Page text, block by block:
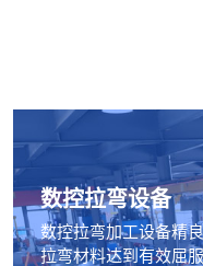
数控拉弯设备
数控拉弯加工设备精良
拉弯材料达到有效屈